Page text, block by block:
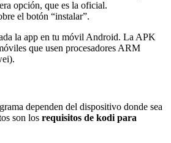
opción, que es la oficial.
el botón “instalar”.
la app en tu móvil Android. La APK
que usen procesadores ARM
dependen del dispositivo donde sea
son los requisitos de kodi para